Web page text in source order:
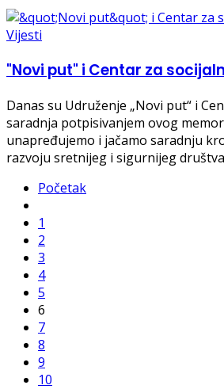
Vijesti
"Novi put" i Centar za
Danas su Udruženje „Novi put“ i
saradnja potpisivanjem ovog
unapređujemo i jačamo saradnju
razvoju sretnijeg i sigurnijeg
Početak
1
2
3
4
5
6
7
8
9
10